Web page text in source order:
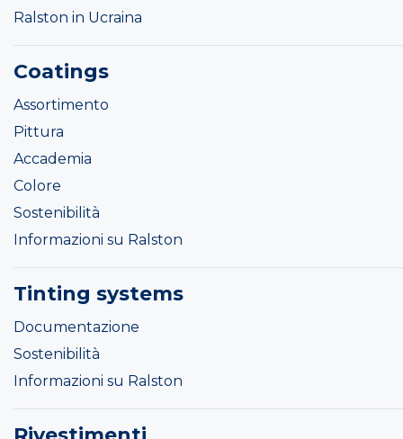
Ralston in Ucraina
Coatings
Assortimento
Pittura
Accademia
Colore
Sostenibilità
Informazioni su Ralston
Tinting systems
Documentazione
Sostenibilità
Informazioni su Ralston